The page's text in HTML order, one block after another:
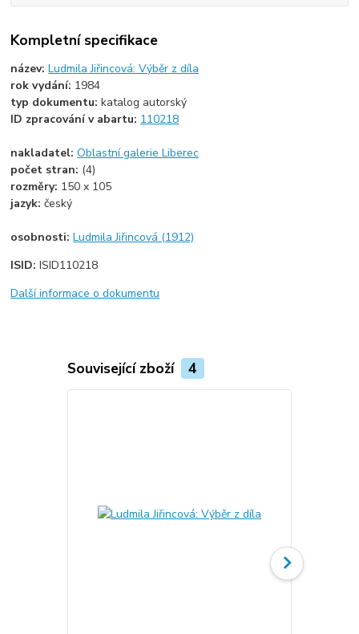
Kompletní specifikace
název:Ludmila Jiřincová: Výběr z díla
rok vydání: 1984
typ dokumentu:katalog autorský
ID zpracování v abartu: 110218
nakladatel:Oblastní galerie Liberec
počet stran: (4)
rozměry: 150 x 105
jazyk:český
osobnosti:Ludmila Jiřincová (1912)
ISID:ISID110218
Další informace o dokumentu
Související zboží 4